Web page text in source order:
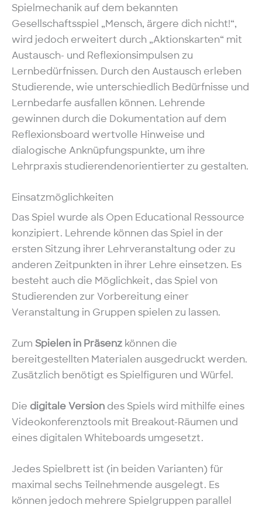
Spielmechanik auf dem bekannten
Gesellschaftsspiel „Mensch, ärgere dich nicht!“,
wird jedoch erweitert durch „Aktionskarten“ mit
Austausch- und Reflexionsimpulsen zu
Lernbedürfnissen. Durch den Austausch erleben
Studierende, wie unterschiedlich Bedürfnisse und
Lernbedarfe ausfallen können. Lehrende
gewinnen durch die Dokumentation auf dem
Reflexionsboard wertvolle Hinweise und
dialogische Anknüpfungspunkte, um ihre
Lehrpraxis studierendenorientierter zu gestalten.
Einsatzmöglichkeiten
Das Spiel wurde als Open Educational Ressource
konzipiert. Lehrende können das Spiel in der
ersten Sitzung ihrer Lehrveranstaltung oder zu
anderen Zeitpunkten in ihrer Lehre einsetzen. Es
besteht auch die Möglichkeit, das Spiel von
Studierenden zur Vorbereitung einer
Veranstaltung in Gruppen spielen zu lassen.
Zum Spielen in Präsenz können die
bereitgestellten Materialen ausgedruckt werden.
Zusätzlich benötigt es Spielfiguren und Würfel.
Die digitale Version des Spiels wird mithilfe eines
Videokonferenztools mit Breakout-Räumen und
eines digitalen Whiteboards umgesetzt.
Jedes Spielbrett ist (in beiden Varianten) für
maximal sechs Teilnehmende ausgelegt. Es
können jedoch mehrere Spielgruppen parallel